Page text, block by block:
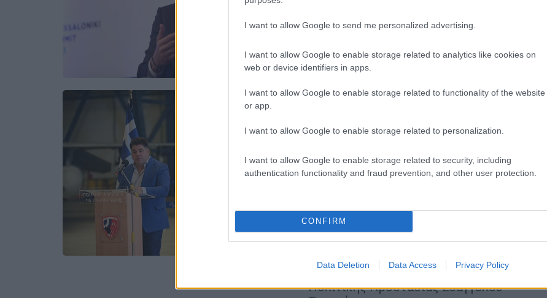
I want to allow Google to send me personalized advertising.
I want to allow Google to enable storage related to analytics like cookies on
web or device identifiers in apps.
I want to allow Google to enable storage related to functionality of the website
or app.
I want to allow Google to enable storage related to personalization.
I want to allow Google to enable storage related to security, including
authentication functionality and fraud prevention, and other user protection.
CONFIRM
Data Deletion Data Access Privacy Policy
πρεσβευτική κατοικία
Πολιτική|29.07.2023 23:47
συνεχίσουμε να βοηθούμε την
Πρόσθετα εναέρια μέσα σε πλοίο
στο Νότιο Αιγαίο»
Γιώργο Τσούνη είχε σήμερα το
απόγευμα ο υπουργός Κλιματικής
Κρίσης και Πολιτικής Προστασίας
Βασίλης Κικίλιας, παρουσία του
υφυπουργού Κλιματικής Κρίσης και
Πολιτικής Προστασίας Ευάγγελου